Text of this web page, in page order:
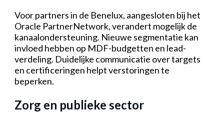
Voor partners in de Benelux, aangesloten bij het
Oracle PartnerNetwork, verandert mogelijk de
kanaalondersteuning. Nieuwe segmentatie kan
invloed hebben op MDF-budgetten en lead-
verdeling. Duidelijke communicatie over targets
en certificeringen helpt verstoringen te
beperken.
Zorg en publieke sector